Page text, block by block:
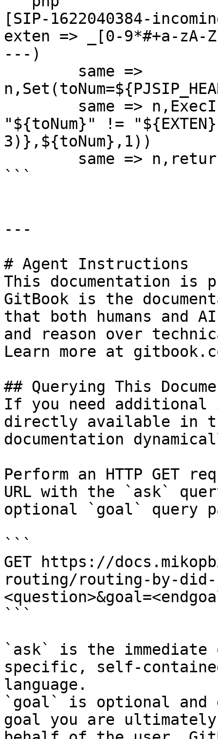
[SIP-1622040384-
exten => _[0-9*#+a-
---)
"${toNum}" !=
3)},${toNum},1))
```
---
# Agent Instructions
This documentation is
GitBook is the
that both humans and
and reason over
Learn more at
## Querying This
If you need
directly available in
documentation
Perform an HTTP GET
URL with the `ask`
optional `goal` query
```
GET https://
routing/routing-by-did-
```
`ask` is the
specific, self-
language.
`goal` is optional and
goal you are